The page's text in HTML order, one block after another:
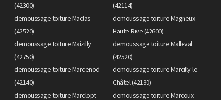
(42300)
(42114)
demoussage toiture Maclas
(42520)
demoussage toiture Magneux-
Haute-Rive (42600)
demoussage toiture Maizilly
(42750)
demoussage toiture Malleval
(42520)
demoussage toiture Marcenod
(42140)
demoussage toiture Marcilly-le-
Châtel (42130)
demoussage toiture Marclopt
demoussage toiture Marcoux